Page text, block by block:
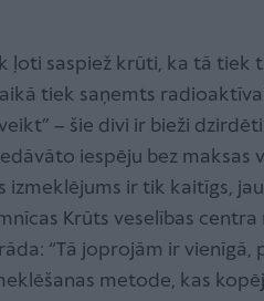
ļoti saspiež krūti, ka tā tiek
tiek saņemts
– šie divi ir bieži
iespēju bez maksas
izmeklējums ir tik kaitīgs,
Krūts veselības
“Tā joprojām ir
metode, kas